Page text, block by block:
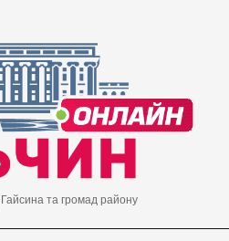
та громад району